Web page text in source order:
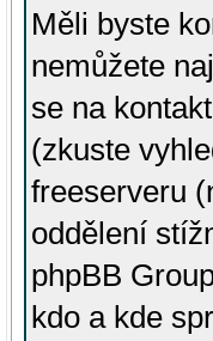
Měli byste
nemůžete
se na
(zkuste
freeserveru
oddělení
phpBB
kdo a kde